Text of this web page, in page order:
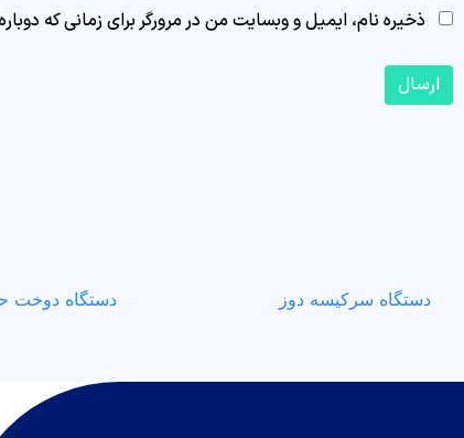
ذخیره نام، ایمیل و وبسایت من در مرورگر برای زمانی که
ارسال
دستگاه سرکیسه‌ دوز دستگاه دوخت